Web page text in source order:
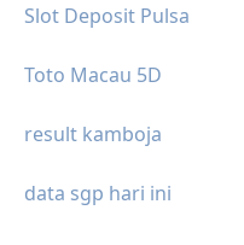
Slot Deposit Pulsa
Toto Macau 5D
result kamboja
data sgp hari ini